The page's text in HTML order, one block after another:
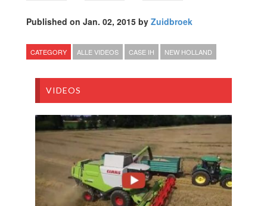
Published on Jan. 02, 2015 by Zuidbroek
CATEGORY ALLE VIDEOS CASE IH NEW HOLLAND
VIDEOS